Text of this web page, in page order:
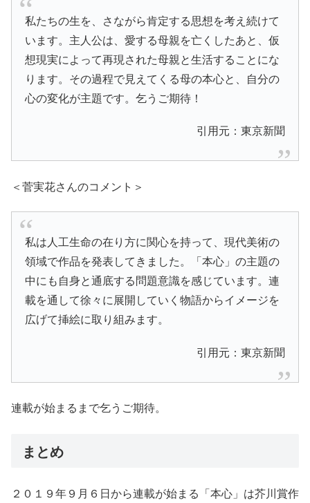
私たちの生を、さながら肯定する思想を考え続けて
います。主人公は、愛する母親を亡くしたあと、仮
想現実によって再現された母親と生活することにな
ります。その過程で見えてくる母の本心と、自分の
心の変化が主題です。乞うご期待！
引用元：東京新聞
＜菅実花さんのコメント＞
私は人工生命の在り方に関心を持って、現代美術の
領域で作品を発表してきました。「本心」の主題の
中にも自身と通底する問題意識を感じています。連
載を通して徐々に展開していく物語からイメージを
広げて挿絵に取り組みます。
引用元：東京新聞
連載が始まるまで乞うご期待。
まとめ
２０１９年９月６日から連載が始まる「本心」は芥川賞作